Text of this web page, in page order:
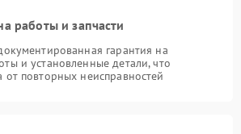
работы и запчасти
гарантия на
и установленные детали, что
повторных неисправностей